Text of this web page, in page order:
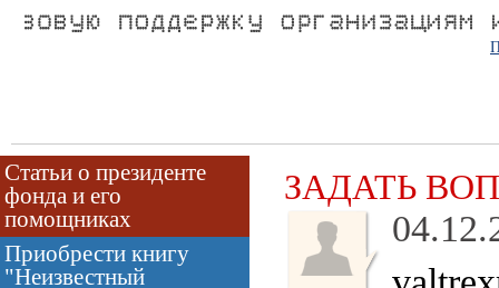
Статьи о президенте
фонда и его
помощниках
Приобрести книгу
"Неизвестный
ЗАДАТЬ